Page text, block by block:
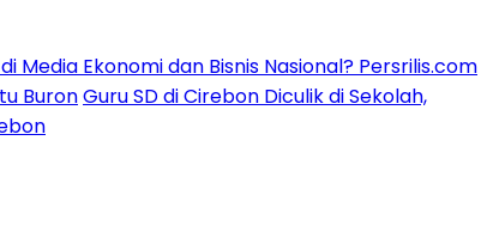
Media Ekonomi dan Bisnis Nasional? Persrilis.com
BuronGuru SD di Cirebon Diculik di Sekolah,